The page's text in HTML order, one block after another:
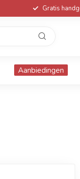
Gratis
Aanbiedingen